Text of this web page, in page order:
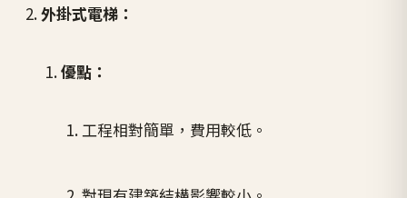
外掛式電梯：
優點：
工程相對簡單，費用較低。